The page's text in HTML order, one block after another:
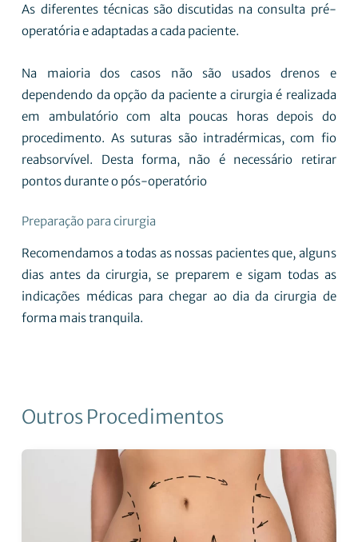
As diferentes técnicas são discutidas na consulta pré-
operatória e adaptadas a cada paciente.
Na maioria dos casos não são usados drenos e
dependendo da opção da paciente a cirurgia é realizada
em ambulatório com alta poucas horas depois do
procedimento. As suturas são intradérmicas, com fio
reabsorvível. Desta forma, não é necessário retirar
pontos durante o pós-operatório
Preparação para cirurgia
Recomendamos a todas as nossas pacientes que, alguns
dias antes da cirurgia, se preparem e sigam todas as
indicações médicas para chegar ao dia da cirurgia de
forma mais tranquila.
Outros Procedimentos